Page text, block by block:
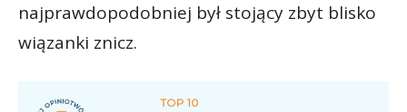
najprawdopodobniej był stojący zbyt blisko
wiązanki znicz.